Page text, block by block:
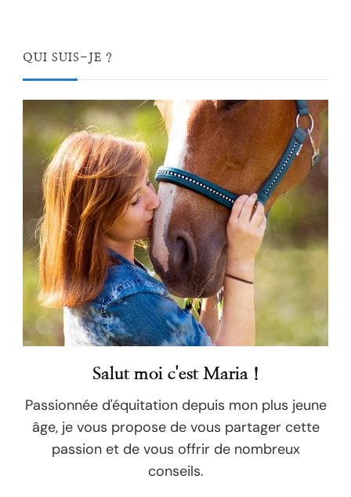
QUI SUIS-JE ?
Salut moi c'est Maria !
Passionnée d'équitation depuis mon plus jeune
âge, je vous propose de vous partager cette
passion et de vous offrir de nombreux
conseils.